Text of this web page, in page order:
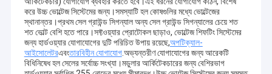
করে উচ্চ ভোল্টেজ সিস্টেমের জন্য।সমস্যাটি হল কোষগুলির মধ্যে ভোল্টেজের
স্থানান্তর।প্রথম সেল গ্রাউন্ড সিগন্যাল অন্য সেল গ্রাউন্ড সিগন্যালের চেয়ে শত
শত ভোল্ট বেশি হতে পারে।সফ্টওয়্যার প্রোটোকল ছাড়াও, ভোল্টেজ শিফটিং সিস্টেমের
জন্য হার্ডওয়্যার যোগাযোগের দুটি পরিচিত উপায় রয়েছে,অপটিক্যাল-
আইসোলেটরএবংতারবিহীন যোগাযোগ.অভ্যন্তরীণ যোগাযোগের জন্য আরেকটি
বিধিনিষেধ হল সেলের সর্বোচ্চ সংখ্যা।মডুলার আর্কিটেকচারের জন্য বেশিরভাগ